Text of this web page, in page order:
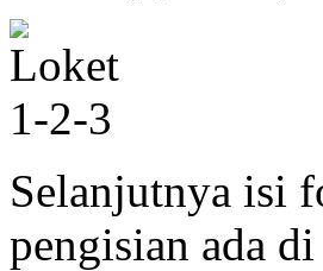
Selanjutnya isi
pengisian ada